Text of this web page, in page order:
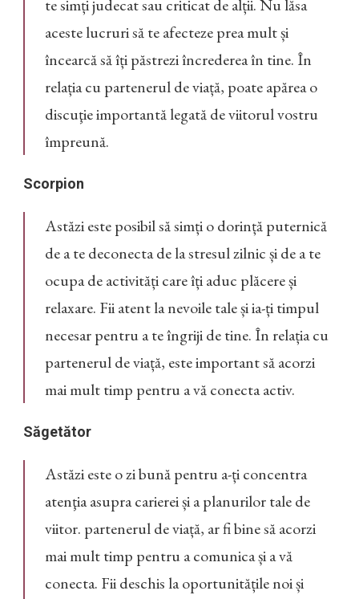
te simți judecat sau criticat de alții. Nu lăsa
aceste lucruri să te afecteze prea mult și
încearcă să îți păstrezi încrederea în tine. În
relația cu partenerul de viață, poate apărea o
discuţie importantă legată de viitorul vostru
împreună.
Scorpion
Astăzi este posibil să simți o dorință puternică
de a te deconecta de la stresul zilnic și de a te
ocupa de activități care îți aduc plăcere și
relaxare. Fii atent la nevoile tale și ia-ți timpul
necesar pentru a te îngriji de tine. În relația cu
partenerul de viață, este important să acorzi
mai mult timp pentru a vă conecta activ.
Săgetător
Astăzi este o zi bună pentru a-ți concentra
atenţia asupra carierei și a planurilor tale de
viitor. partenerul de viață, ar fi bine să acorzi
mai mult timp pentru a comunica și a vă
conecta. Fii deschis la oportunitățile noi și